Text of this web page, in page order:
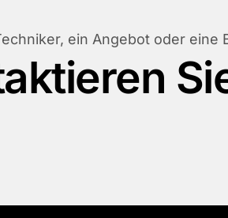
ein Angebot oder eine